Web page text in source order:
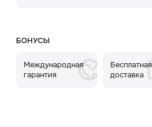
БОНУСЫ
Международная
гарантия
Бесплатная
доставка